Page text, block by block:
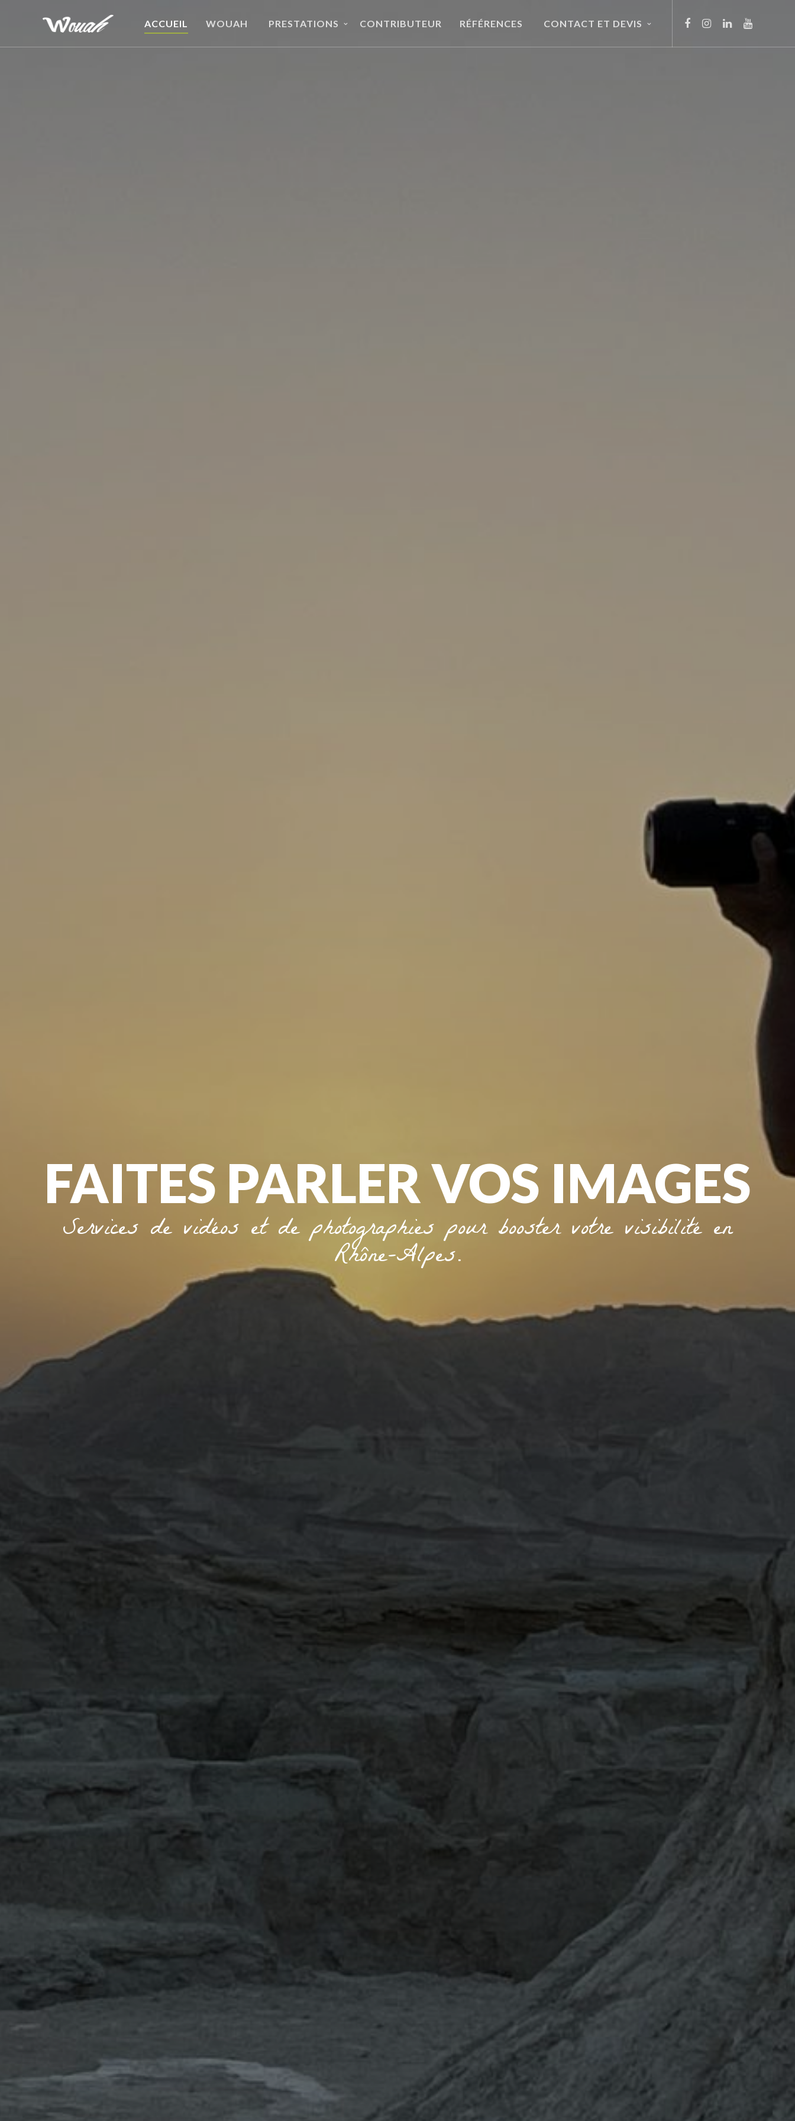
ACCUEIL WOUAH PRESTATIONS CONTRIBUTEUR RÉFÉRENCES CONTACT ET DEVIS
FAITES PARLER VOS IMAGES
Services de vidéos et de photographies pour booster votre visibilité en
Rhône-Alpes.